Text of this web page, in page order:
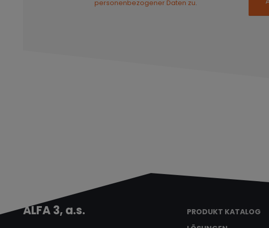
personenbezogener Daten zu.
ALFA 3, a.s.
PRODUKT KATALOG